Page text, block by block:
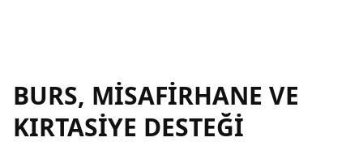
BURS, MİSAFİRHANE VE
KIRTASİYE DESTEĞİ